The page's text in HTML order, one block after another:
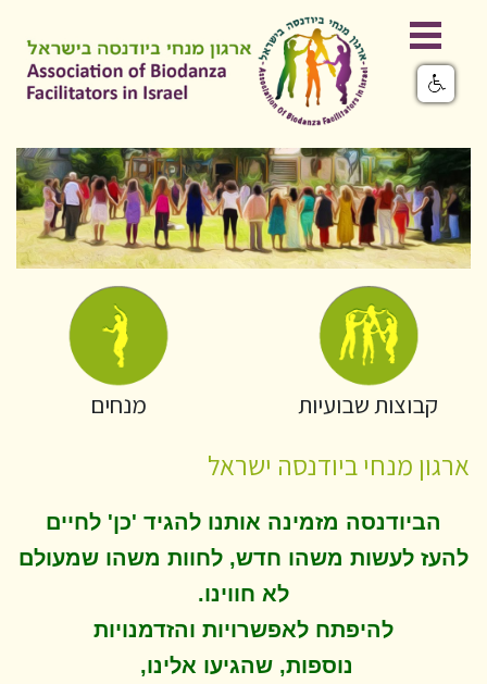
קבוצות שבועיות מנחים
ארגון מנחי ביודנסה ישראל
הביודנסה מזמינה אותנו להגיד 'כן' לחיים
להעז לעשות משהו חדש, לחוות משהו שמעולם
לא חווינו.
להיפתח לאפשרויות והזדמנויות
נוספות, שהגיעו אלינו,